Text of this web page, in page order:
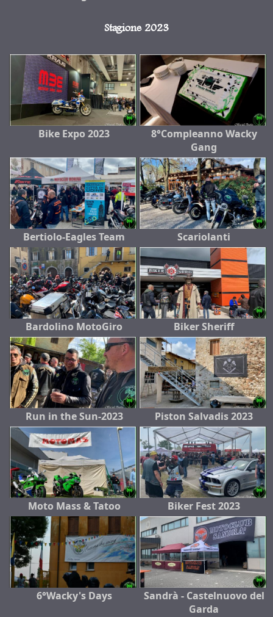
Stagione 2023
Bike Expo 2023
8°Compleanno Wacky
Gang
Bertiolo-Eagles Team Scariolanti
Bardolino MotoGiro Biker Sheriff
Run in the Sun-2023 Piston Salvadis 2023
Moto Mass & Tatoo Biker Fest 2023
6°Wacky's Days
Sandrà - Castelnuovo del
Garda